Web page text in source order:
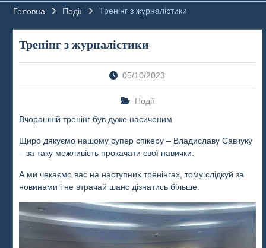
Головна Події Тренінг з журналістики
Тренінг з журналістики
05/10/2023
Події
Вчорашній тренінг був дуже насиченим
Щиро дякуємо нашому супер спікеру – Владиславу Савчуку
– за таку можливість прокачати свої навички.
А ми чекаємо вас на наступних тренінгах, тому слідкуй за
новинами і не втрачай шанс дізнатись більше.